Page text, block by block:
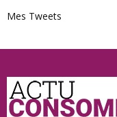
Mes Tweets